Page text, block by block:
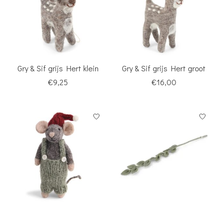
Gry & Sif grijs Hert klein
€9,25
Gry & Sif grijs Hert groot
€16,00